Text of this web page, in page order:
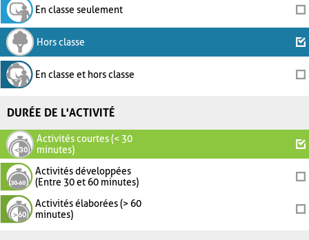
En classe seulement
Hors classe
En classe et hors classe
DURÉE DE L'ACTIVITÉ
Activités courtes (< 30
minutes)
Activités développées
(Entre 30 et 60 minutes)
Activités élaborées (> 60
minutes)